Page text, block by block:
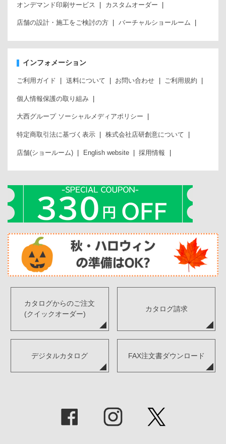
オンデマンド印刷サービス カスタムオーダー
店舗の設計・施工をご検討の方 バーチャルショールーム
インフォメーション
ご利用ガイド 送料について お問い合わせ ご利用規約
個人情報保護の取り組み
大西グループ ソーシャルメディアポリシー
特定商取引法に基づく表示 株式会社店研創意について
店舗(ショールーム) English website 採用情報
カタログからのご注文
(クイックオーダー)
カタログ請求
デジタルカタログ FAX注文書ダウンロード